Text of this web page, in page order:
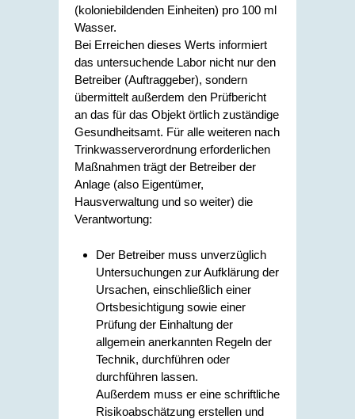
(koloniebildenden Einheiten) pro 100 ml
Wasser.
Bei Erreichen dieses Werts informiert
das untersuchende Labor nicht nur den
Betreiber (Auftraggeber), sondern
übermittelt außerdem den Prüfbericht
an das für das Objekt örtlich zuständige
Gesundheitsamt. Für alle weiteren nach
Trinkwasserverordnung erforderlichen
Maßnahmen trägt der Betreiber der
Anlage (also Eigentümer,
Hausverwaltung und so weiter) die
Verantwortung:
Der Betreiber muss unverzüglich
Untersuchungen zur Aufklärung der
Ursachen, einschließlich einer
Ortsbesichtigung sowie einer
Prüfung der Einhaltung der
allgemein anerkannten Regeln der
Technik, durchführen oder
durchführen lassen.
Außerdem muss er eine schriftliche
Risikoabschätzung erstellen und